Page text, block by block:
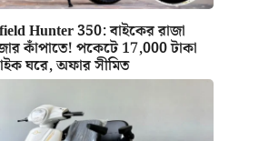
Hunter 350: বাইকের রাজা
কাঁপাতে! পকেটে 17,000 টাকা
ঘরে, অফার সীমিত